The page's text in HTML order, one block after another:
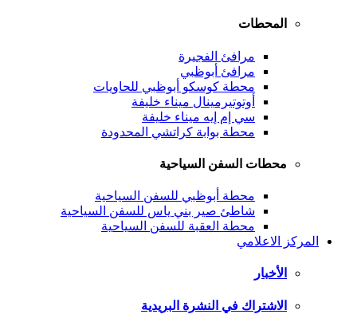
المحطات
مرافئ الفجيرة
مرافئ أبوظبي
محطة كوسكو أبوظبي للحاويات
أوتوتيرمينال ميناء خليفة
سي إم إيه ميناء خليفة
محطة بوابة كراتشي المحدودة
محطات السفن السياحية
محطة أبوظبي للسفن السياحية
شاطئ صير بني ياس للسفن السياحية
محطة العقبة للسفن السياحية
المركز الاعلامي
الأخبار
الاشتراك في النشرة البريدية